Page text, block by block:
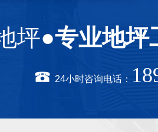
坪●专业地坪
24小时咨询电话：